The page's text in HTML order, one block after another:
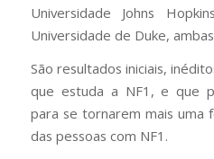
Universidade Johns
Universidade de Duke,
São resultados iniciais,
que estuda a NF1, e que
para se tornarem mais uma
das pessoas com NF1.